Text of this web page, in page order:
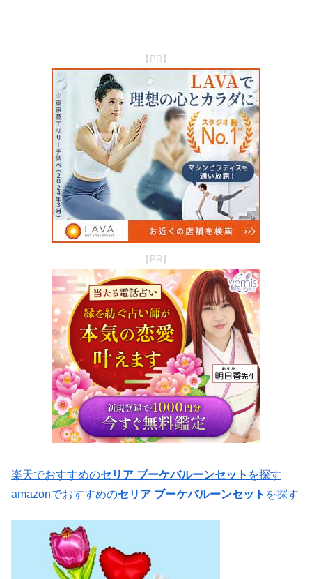
【PR】
【PR】
楽天でおすすめのセリア ブーケバルーンセット を探す
amazonでおすすめのセリア ブーケバルーンセット を探す